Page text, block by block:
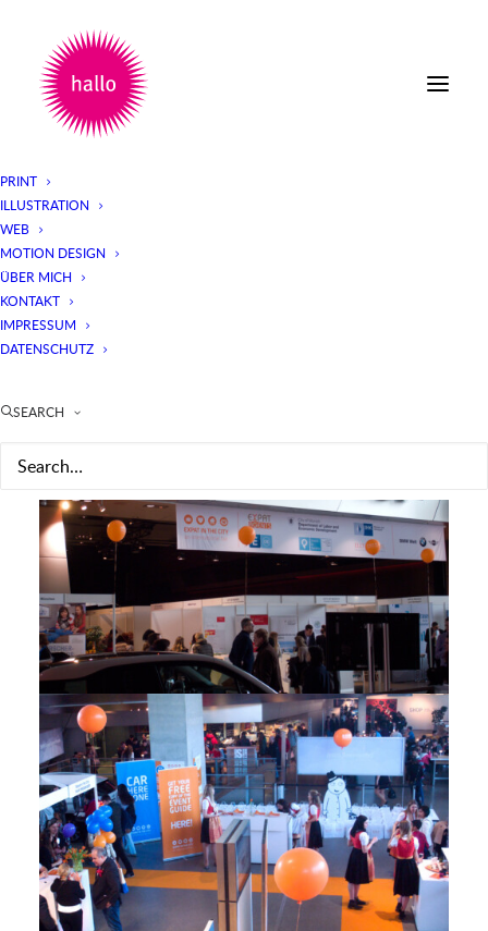
PRINT
ILLUSTRATION
WEB
MOTION DESIGN
ÜBER MICH
KONTAKT
IMPRESSUM
DATENSCHUTZ
SEARCH